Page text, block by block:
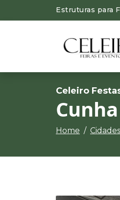
Estruturas para
Celeiro
Home